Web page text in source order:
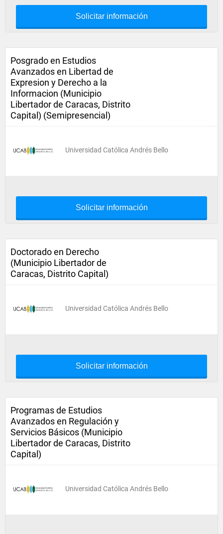
Solicitar información
Posgrado en Estudios
Avanzados en Libertad de
Expresion y Derecho a la
Informacion (Municipio
Libertador de Caracas, Distrito
Capital) (Semipresencial)
Universidad Católica Andrés Bello
Solicitar información
Doctorado en Derecho
(Municipio Libertador de
Caracas, Distrito Capital)
Universidad Católica Andrés Bello
Solicitar información
Programas de Estudios
Avanzados en Regulación y
Servicios Básicos (Municipio
Libertador de Caracas, Distrito
Capital)
Universidad Católica Andrés Bello